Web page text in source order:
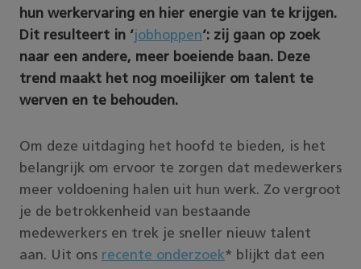
hun werkervaring en hier energie van te krijgen.
Dit resulteert in ‘jobhoppen‘: zij gaan op zoek
naar een andere, meer boeiende baan. Deze
trend maakt het nog moeilijker om talent te
werven en te behouden.
Om deze uitdaging het hoofd te bieden, is het
belangrijk om ervoor te zorgen dat medewerkers
meer voldoening halen uit hun werk. Zo vergroot
je de betrokkenheid van bestaande
medewerkers en trek je sneller nieuw talent
aan. Uit ons recente onderzoek* blijkt dat een